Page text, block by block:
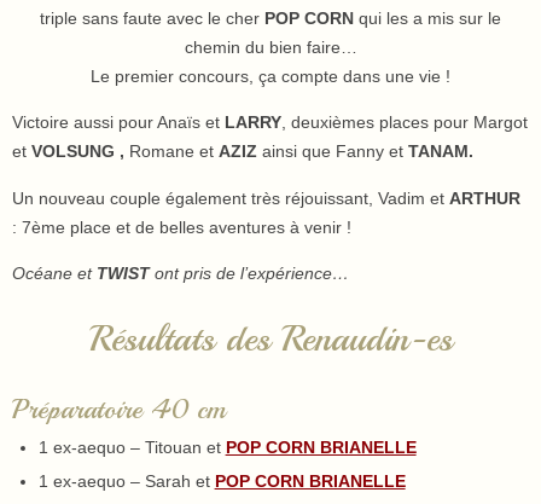
triple sans faute avec le cher POP CORN qui les a mis sur le
chemin du bien faire…
Le premier concours, ça compte dans une vie !
Victoire aussi pour Anaïs et LARRY, deuxièmes places pour Margot
et VOLSUNG , Romane et AZIZ ainsi que Fanny et TANAM.
Un nouveau couple également très réjouissant, Vadim et ARTHUR
: 7ème place et de belles aventures à venir !
Océane et TWISTont pris de l’expérience…
Résultats des Renaudin-es
Préparatoire 40 cm
1 ex-aequo – Titouan et POP CORN BRIANELLE
1 ex-aequo – Sarah et POP CORN BRIANELLE